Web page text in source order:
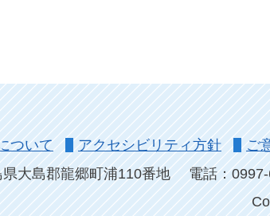
ついて アクセシビリティ方針 ご
大島郡龍郷町浦110番地 電話：